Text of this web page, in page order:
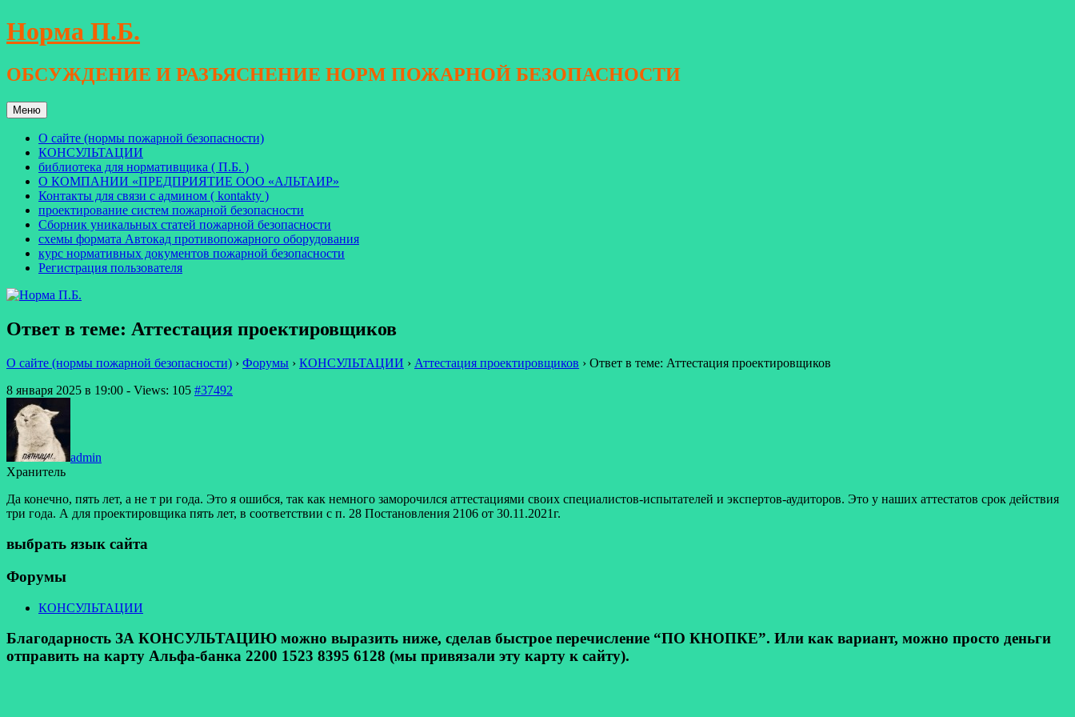
Перейти
к
Норма П.Б.
ОБСУЖДЕНИЕ И РАЗЪЯСНЕНИЕ НОРМ ПОЖАРНОЙ БЕЗОПАСНОСТИ
Меню
О сайте (нормы пожарной безопасности)
КОНСУЛЬТАЦИИ
библиотека для нормативщика ( П.Б. )
О КОМПАНИИ «ПРЕДПРИЯТИЕ ООО «АЛЬТАИР»
Контакты для связи с админом ( kontakty )
проектирование систем пожарной безопасности
Сборник уникальных статей пожарной безопасности
схемы формата Автокад противопожарного оборудования
курс нормативных документов пожарной безопасности
Регистрация пользователя
Ответ в теме: Аттестация проектировщиков
О сайте (нормы пожарной безопасности) › Форумы › КОНСУЛЬТАЦИИ › Аттестация проектировщиков › Ответ в теме: Аттестация проектировщиков
8 января 2025 в 19:00 - Views: 105 #37492
admin
Хранитель
Да конечно, пять лет, а не т ри года. Это я ошибся, так как немного заморочился аттестациями своих специалистов-испытателей и экспертов-аудиторов. Это у наших аттестатов срок действия
три года. А для проектировщика пять лет, в соответствии с п. 28 Постановления 2106 от 30.11.2021г.
выбрать язык сайта
Форумы
КОНСУЛЬТАЦИИ
Благодарность ЗА КОНСУЛЬТАЦИЮ можно выразить ниже, сделав быстрое перечисление “ПО КНОПКЕ”. Или как вариант, можно просто деньги
отправить на карту Альфа-банка 2200 1523 8395 6128 (мы привязали эту карту к сайту).